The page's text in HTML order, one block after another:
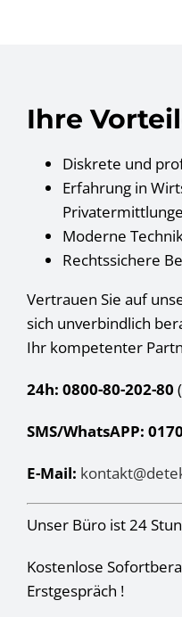
Ihre
Diskrete und
Erfahrung in
Moderne
Rechtssichere
Vertrauen Sie auf
sich unverbindlich
Ihr kompetenter
24h: 0800-80-202-80
SMS/WhatsAPP:
E-Mail:
Unser Büro ist 24
Kostenlose
Erstgespräch !